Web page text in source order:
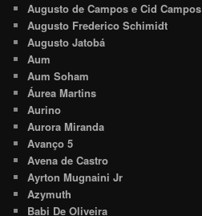
Augusto de Campos e Cid Campos
Augusto Frederico Schimidt
Augusto Jatobá
Aum
Aum Soham
Áurea Martins
Aurino
Aurora Miranda
Avanço 5
Avena de Castro
Ayrton Mugnaini Jr
Azymuth
Babi De Oliveira